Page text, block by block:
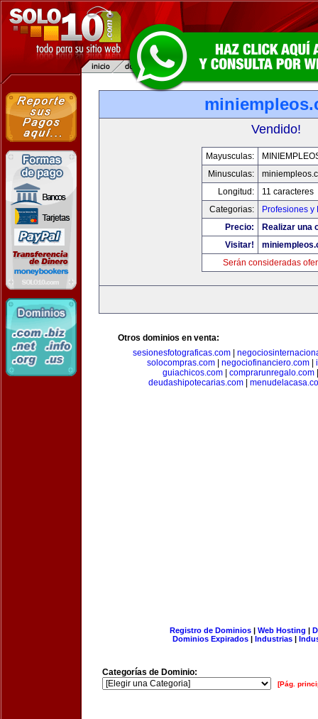
Vendido!
Mayusculas:
Minusculas:
Longitud:
11 caracteres
Categorias:
Profesiones y
Precio:
Realizar una
Visitar!
Serán consideradas
Otros dominios en venta:
sesionesfotograficas.com
solocompras.com| negociofinanciero.com|
guiachicos.com
comprarunregalo.com
deudashipotecarias.com|
Registro de Dominios| Web Hosting |
Dominios Expirados | Industrias |
Categorías de Dominio:
[Pág.